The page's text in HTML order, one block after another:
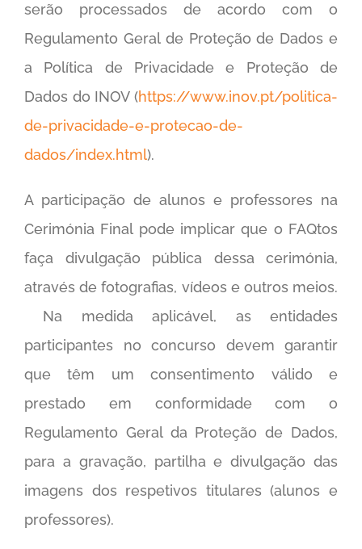
serão processados de acordo com o
Regulamento Geral de Proteção de Dados e
a Política de Privacidade e Proteção de
Dados do INOV (https://www.inov.pt/politica-
de-privacidade-e-protecao-de-
dados/index.html).
A participação de alunos e professores na
Cerimónia Final pode implicar que o FAQtos
faça divulgação pública dessa cerimónia,
através de fotografias, vídeos e outros meios.
Na medida aplicável, as entidades
participantes no concurso devem garantir
que têm um consentimento válido e
prestado em conformidade com o
Regulamento Geral da Proteção de Dados,
para a gravação, partilha e divulgação das
imagens dos respetivos titulares (alunos e
professores).